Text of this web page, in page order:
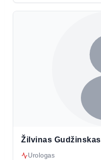
Žilvinas Gudžinskas
Urologas